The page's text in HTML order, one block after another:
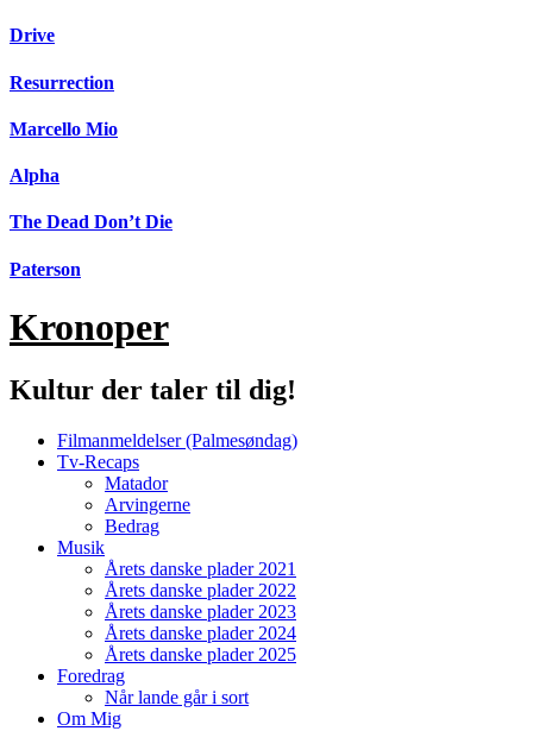
Videre
indhold
Drive
Resurrection
Marcello Mio
Alpha
The Dead Don’t Die
Paterson
Kronoper
Kultur der taler til dig!
Filmanmeldelser (Palmesøndag)
Tv-Recaps
Matador
Arvingerne
Bedrag
Musik
Årets danske plader 2021
Årets danske plader 2022
Årets danske plader 2023
Årets danske plader 2024
Årets danske plader 2025
Foredrag
Når lande går i sort
Om Mig